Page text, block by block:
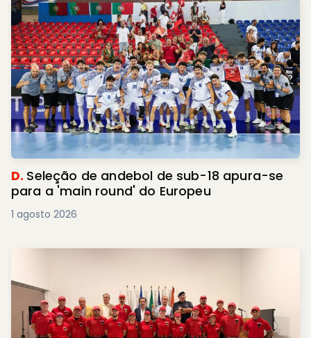
D. Seleção de andebol de sub-18 apura-se
para a 'main round' do Europeu
1 agosto 2026